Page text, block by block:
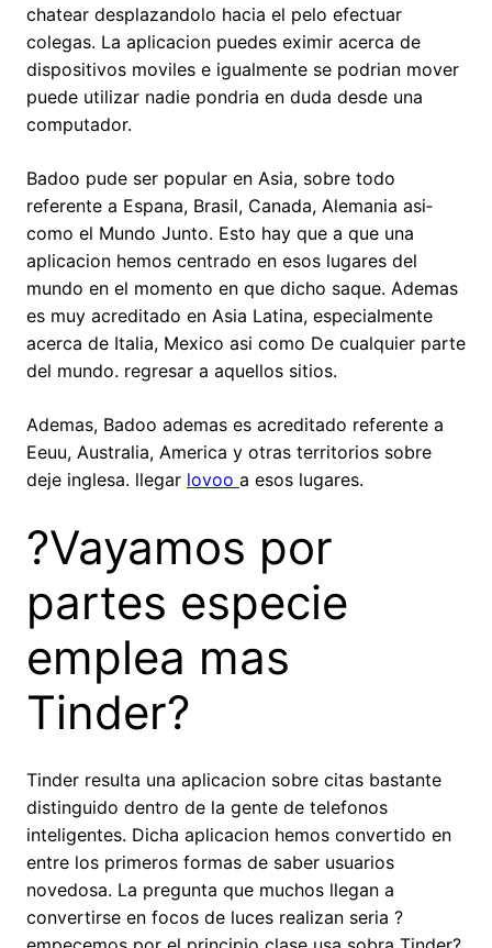
chatear desplazandolo hacia el pelo efectuar
colegas. La aplicacion puedes eximir acerca de
dispositivos moviles e igualmente se podri­an mover
puede utilizar nadie pondri­a en duda desde una
computador.
Badoo pude ser popular en Asia, sobre todo
referente a Espana, Brasil, Canada, Alemania asi­
como el Mundo Junto. Esto hay que a que una
aplicacion hemos centrado en esos lugares del
mundo en el momento en que dicho saque. Ademas
es muy acreditado en Asia Latina, especialmente
acerca de Italia, Mexico asi­ como De cualquier parte
del mundo. regresar a aquellos sitios.
Ademas, Badoo ademas es acreditado referente a
Eeuu, Australia, America y otras territorios sobre
deje inglesa. llegar lovoo a esos lugares.
?Vayamos por
partes especie
emplea mas
Tinder?
Tinder resulta una aplicacion sobre citas bastante
distinguido dentro de la gente de telefonos
inteligentes. Dicha aplicacion hemos convertido en
entre los primeros formas de saber usuarios
novedosa. La pregunta que muchos llegan a
convertirse en focos de luces realizan seri­a ?